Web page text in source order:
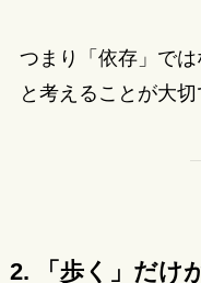
つまり「依存」では
と考えることが大切
2. 「歩く」だけ